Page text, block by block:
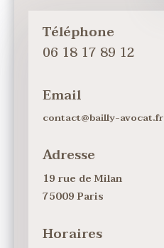
Téléphone
06 18 17 89 12
Email
contact@bailly-avocat.fr
Adresse
19 rue de Milan
75009 Paris
Horaires